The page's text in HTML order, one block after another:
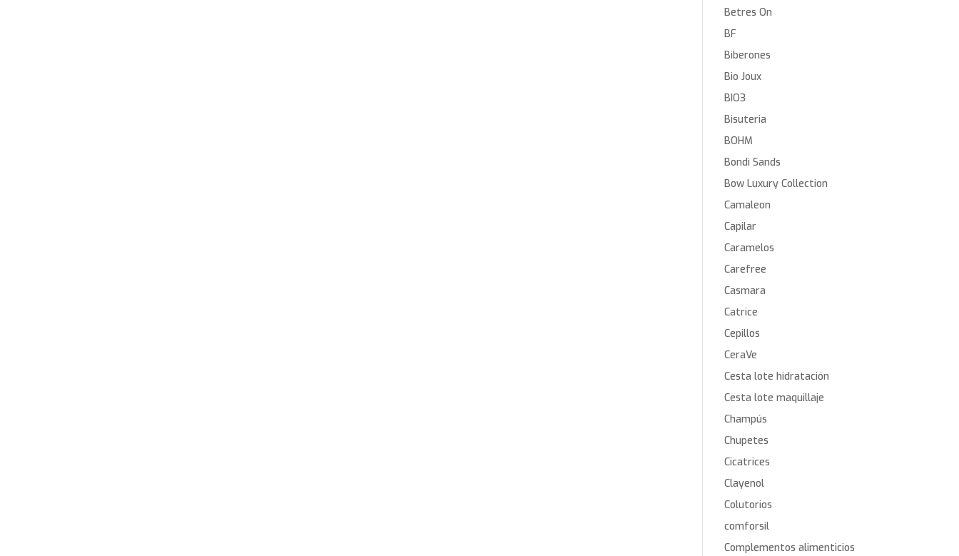
Betres On
BF
Biberones
Bio Joux
BIO3
Bisuteria
BOHM
Bondi Sands
Bow Luxury Collection
Camaleon
Capilar
Caramelos
Carefree
Casmara
Catrice
Cepillos
CeraVe
Cesta lote hidratación
Cesta lote maquillaje
Champús
Chupetes
Cicatrices
Clayenol
Colutorios
comforsil
Complementos alimenticios